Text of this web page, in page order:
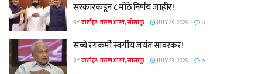
सरकारकडून ८ मोठे निर्णय जाहीर!
BYवार्ताहर, तरुण भारत, सोलापूर JULY 29, 2025 0
सच्चे रंगकर्मी स्वर्गीय जयंत सावरकर!
BYवार्ताहर, तरुण भारत, सोलापूर JULY 23, 2025 0